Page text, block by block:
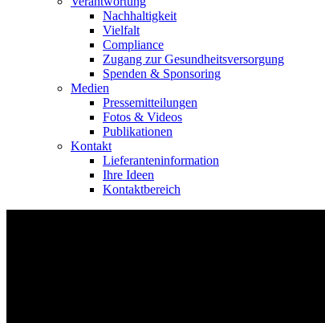
Nachhaltigkeit
Vielfalt
Compliance
Zugang zur Gesundheitsversorgung
Spenden & Sponsoring
Medien
Pressemitteilungen
Fotos & Videos
Publikationen
Kontakt
Lieferanteninformation
Ihre Ideen
Kontaktbereich